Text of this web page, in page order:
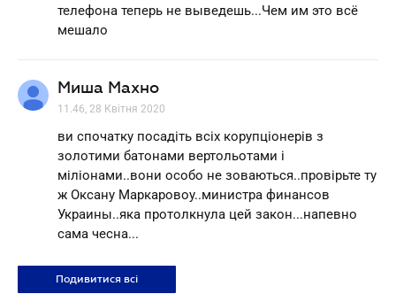
телефона теперь не выведешь...Чем им это всё
мешало
Миша Махно
11.46, 28 Квітня 2020
ви спочатку посадіть всіх корупціонерів з
золотими батонами вертольотами і
міліонами..вони особо не зоваються..провірьте ту
ж Оксану Маркаровоу..министра финансов
Украины..яка протолкнула цей закон...напевно
сама чесна...
Подивитися всі